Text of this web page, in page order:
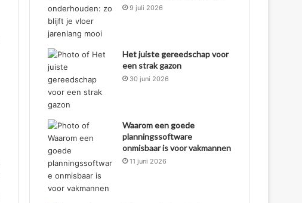
9 juli 2026
Het juiste gereedschap voor
een strak gazon
30 juni 2026
Waarom een goede
planningssoftware
onmisbaar is voor vakmannen
11 juni 2026